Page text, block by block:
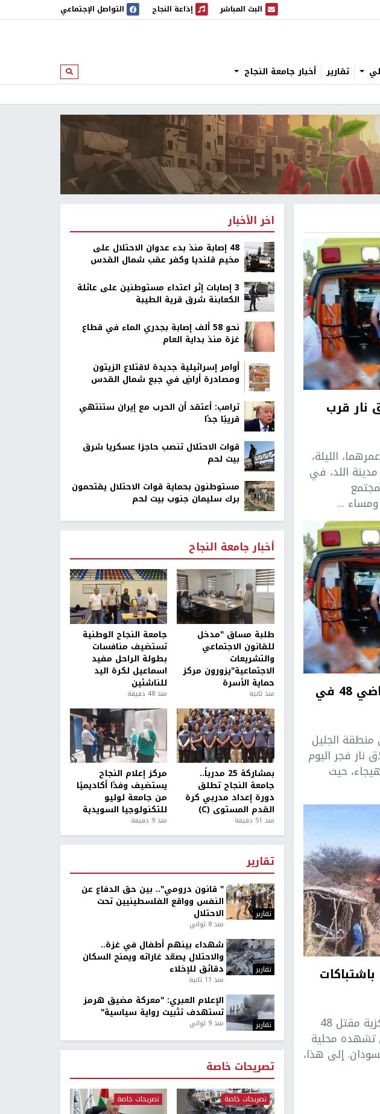
البث المباشر
البث المباشر إذاعة النجاح
إذاعة النجاح التواصل الإجتماعي
تقارير أخبار جامعة النجاح ابحث
نار قرب
الليلة،
اللد، في
مقتل شخص من عرابة بأراضي 48 في
الجليل
نار فجر اليوم
حيث
48 شخصاً باشتباكات
أعلنت لجنة أطباء السودان المركزية مقتل 48
تشهده محلية
إلى هذا،
اخر الأخبار
48 إصابة منذ بدء عدوان الاحتلال على
مخيم قلنديا وكفر عقب شمال القدس
‏3 إصابات إثر اعتداء مستوطنين على عائلة
الكعابنة شرق قرية الطيبة
نحو 58 ألف إصابة بجدري الماء في قطاع
غزة منذ بداية العام
أوامر إسرائيلية جديدة لاقتلاع الزيتون
ومصادرة أراضٍ في جبع شمال القدس
ترامب: أعتقد أن الحرب مع إيران ستنتهي
قريبًا جدًا
قوات الاحتلال تنصب حاجزا عسكريا شرق
بيت لحم
مستوطنون بحماية قوات الاحتلال يقتحمون
برك سليمان جنوب بيت لحم
أخبار جامعة النجاح
طلبة مساق "مدخل
للقانون الاجتماعي
والتشريعات
الاجتماعية"يزورون مركز
حماية الأسرة
منذ ثانية
جامعة النجاح الوطنية
تستضيف منافسات
بطولة الراحل مفيد
اسماعيل لكرة اليد
للناشئين
منذ 48 دقيقة
بمشاركة 25 مدرباً..
جامعة النجاح تطلق
دورة إعداد مدربي كرة
القدم المستوى (C)
منذ 51 دقيقة
مركز إعلام النجاح
يستضيف وفدًا أكاديميًا
من جامعة لوليو
للتكنولوجيا السويدية
منذ 9 دقيقة
تقارير
تقارير
" قانون درومي".. بين حق الدفاع عن
النفس وواقع الفلسطينيين تحت
الاحتلال
منذ 8 ثواني
تقارير
شهداء بينهم أطفال في غزة..
والاحتلال يصعّد غاراته ويمنح السكان
دقائق للإخلاء
منذ 11 ثانية
تقارير
الإعلام العبري: "معركة مضيق هرمز
تستهدف تثبيت رواية سياسية"
منذ 9 ثواني
تصريحات خاصة
تصريحات خاصة تصريحات خاصة